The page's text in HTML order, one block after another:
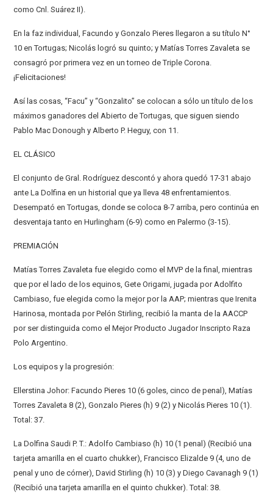
como Cnl. Suárez II).
En la faz individual, Facundo y Gonzalo Pieres llegaron a su título N°
10 en Tortugas; Nicolás logró su quinto; y Matías Torres Zavaleta se
consagró por primera vez en un torneo de Triple Corona.
¡Felicitaciones!
Así las cosas, “Facu” y “Gonzalito” se colocan a sólo un título de los
máximos ganadores del Abierto de Tortugas, que siguen siendo
Pablo Mac Donough y Alberto P. Heguy, con 11.
EL CLÁSICO
El conjunto de Gral. Rodríguez descontó y ahora quedó 17-31 abajo
ante La Dolfina en un historial que ya lleva 48 enfrentamientos.
Desempató en Tortugas, donde se coloca 8-7 arriba, pero continúa en
desventaja tanto en Hurlingham (6-9) como en Palermo (3-15).
PREMIACIÓN
Matías Torres Zavaleta fue elegido como el MVP de la final, mientras
que por el lado de los equinos, Gete Origami, jugada por Adolfito
Cambiaso, fue elegida como la mejor por la AAP; mientras que Irenita
Harinosa, montada por Pelón Stirling, recibió la manta de la AACCP
por ser distinguida como el Mejor Producto Jugador Inscripto Raza
Polo Argentino.
Los equipos y la progresión:
Ellerstina Johor: Facundo Pieres 10 (6 goles, cinco de penal), Matías
Torres Zavaleta 8 (2), Gonzalo Pieres (h) 9 (2) y Nicolás Pieres 10 (1).
Total: 37.
La Dolfina Saudi P. T.: Adolfo Cambiaso (h) 10 (1 penal) (Recibió una
tarjeta amarilla en el cuarto chukker), Francisco Elizalde 9 (4, uno de
penal y uno de córner), David Stirling (h) 10 (3) y Diego Cavanagh 9 (1)
(Recibió una tarjeta amarilla en el quinto chukker). Total: 38.